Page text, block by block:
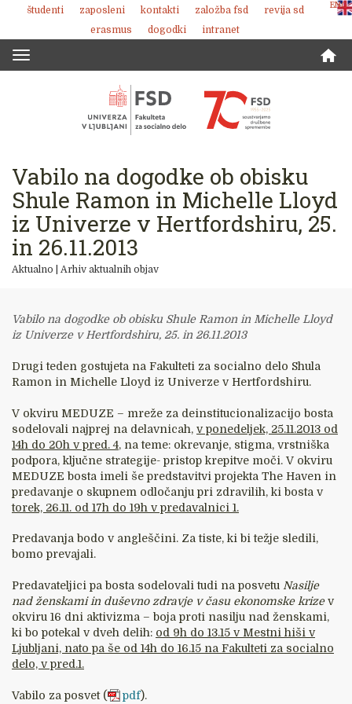
Skoči
vsebino
ENG
študenti zaposleni kontakti založba fsd
revija sd
erasmus
dogodki intranet
Vabilo na dogodke ob obisku
Shule Ramon in Michelle Lloyd
iz Univerze v Hertfordshiru, 25.
in 26.11.2013
Aktualno Arhiv aktualnih objav
Vabilo na dogodke ob obisku Shule Ramon in Michelle Lloyd
iz Univerze v Hertfordshiru, 25. in 26.11.2013
Drugi teden gostujeta na Fakulteti za socialno delo Shula
Ramon in Michelle Lloyd iz Univerze v Hertfordshiru.
V okviru MEDUZE – mreže za deinstitucionalizacijo bosta
sodelovali najprej na delavnicah, v ponedeljek, 25.11.2013 od
14h do 20h v pred. 4, na teme: okrevanje, stigma, vrstniška
podpora, ključne strategije- pristop krepitve moči. V okviru
MEDUZE bosta imeli še predstavitvi projekta The Haven in
predavanje o skupnem odločanju pri zdravilih, ki bosta v
torek, 26.11. od 17h do 19h v predavalnici 1.
Predavanja bodo v angleščini. Za tiste, ki bi težje sledili,
bomo prevajali.
Predavateljici pa bosta sodelovali tudi na posvetu Nasilje
nad ženskami in duševno zdravje v času ekonomske krizev
okviru 16 dni aktivizma – boja proti nasilju nad ženskami,
ki bo potekal v dveh delih: od 9h do 13.15 v Mestni hiši v
Ljubljani, nato pa še od 14h do 16.15 na Fakulteti za socialno
delo, v pred.1.
Vabilo za posvet ( pdf).